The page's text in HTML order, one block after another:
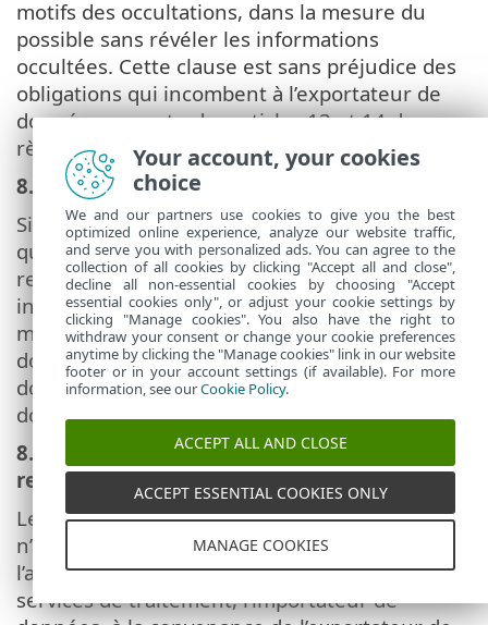
motifs des occultations, dans la mesure du
possible sans révéler les informations
occultées. Cette clause est sans préjudice des
obligations qui incombent à l’exportateur de
données en vertu des articles 13 et 14 du
règlement (UE) 2016/679.
8.4. Exactitude
Si l’importateur de données se rend compte
que les données à caractère personnel qu’il a
reçues sont inexactes, ou sont obsolètes, il en
informe l’exportateur de données dans les
meilleurs délais. Dans ce cas, l’importateur de
données coopère avec l’exportateur de
données pour effacer ou rectifier les
données.
8.5. Durée du traitement et effacement ou
restitution des données
Le traitement par l’importateur de données
n’a lieu que pendant la durée précisée à
l’annexe I.B. Au terme de la prestation des
services de traitement, l’importateur de
Your account, your cookies
choice
We and our partners use cookies to give you the best
optimized online experience, analyze our website traffic,
and serve you with personalized ads. You can agree to the
collection of all cookies by clicking "Accept all and close",
decline all non-essential cookies by choosing "Accept
essential cookies only", or adjust your cookie settings by
clicking "Manage cookies". You also have the right to
withdraw your consent or change your cookie preferences
anytime by clicking the "Manage cookies" link in our website
footer or in your account settings (if available). For more
information, see ourCookie Policy.
ACCEPT ALL AND CLOSE
ACCEPT ESSENTIAL COOKIES ONLY
MANAGE COOKIES